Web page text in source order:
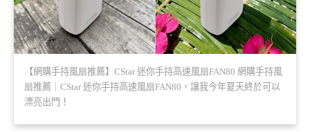
【網購手持風扇推薦】CStar 迷你手持高速風扇FAN80 網購手持風
扇推薦｜CStar 迷你手持高速風扇FAN80，讓我今年夏天終於可以
漂亮出門！